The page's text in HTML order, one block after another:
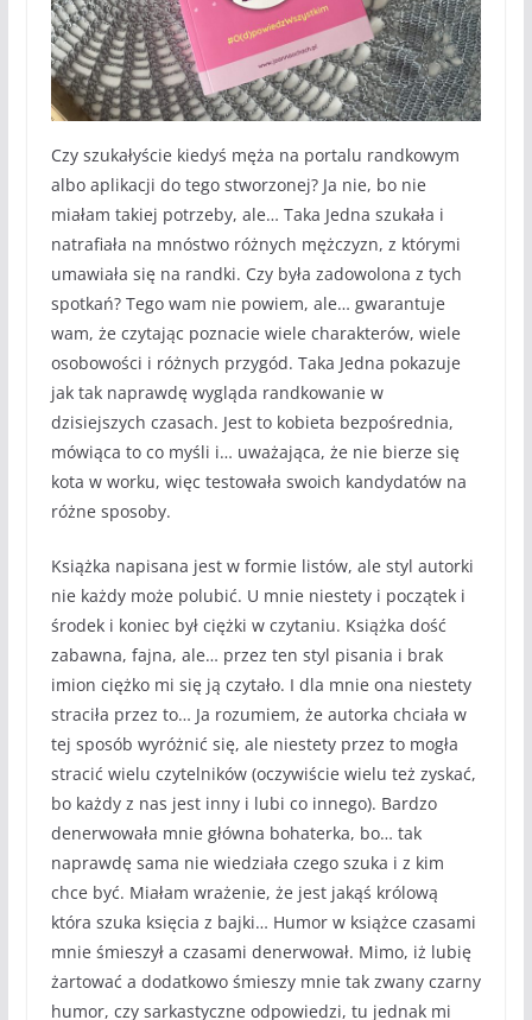
Czy szukałyście kiedyś męża na portalu randkowym
albo aplikacji do tego stworzonej? Ja nie, bo nie
miałam takiej potrzeby, ale… Taka Jedna szukała i
natrafiała na mnóstwo różnych mężczyzn, z którymi
umawiała się na randki. Czy była zadowolona z tych
spotkań? Tego wam nie powiem, ale… gwarantuje
wam, że czytając poznacie wiele charakterów, wiele
osobowości i różnych przygód. Taka Jedna pokazuje
jak tak naprawdę wygląda randkowanie w
dzisiejszych czasach. Jest to kobieta bezpośrednia,
mówiąca to co myśli i… uważająca, że nie bierze się
kota w worku, więc testowała swoich kandydatów na
różne sposoby.
Książka napisana jest w formie listów, ale styl autorki
nie każdy może polubić. U mnie niestety i początek i
środek i koniec był ciężki w czytaniu. Książka dość
zabawna, fajna, ale… przez ten styl pisania i brak
imion ciężko mi się ją czytało. I dla mnie ona niestety
straciła przez to… Ja rozumiem, że autorka chciała w
tej sposób wyróżnić się, ale niestety przez to mogła
stracić wielu czytelników (oczywiście wielu też zyskać,
bo każdy z nas jest inny i lubi co innego). Bardzo
denerwowała mnie główna bohaterka, bo… tak
naprawdę sama nie wiedziała czego szuka i z kim
chce być. Miałam wrażenie, że jest jakąś królową
która szuka księcia z bajki… Humor w książce czasami
mnie śmieszył a czasami denerwował. Mimo, iż lubię
żartować a dodatkowo śmieszy mnie tak zwany czarny
humor, czy sarkastyczne odpowiedzi, tu jednak mi